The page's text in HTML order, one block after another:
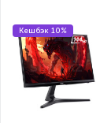
Кешбэк 10%